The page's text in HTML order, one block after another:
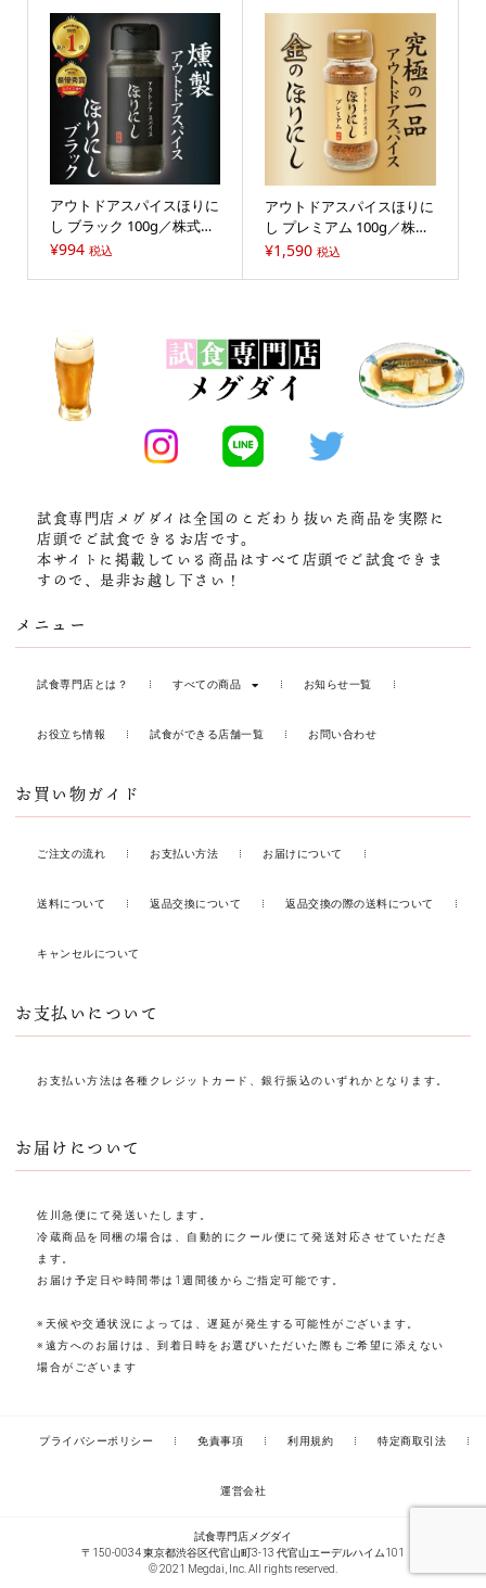
アウトドアスパイスほりに
し ブラック 100g／株式会
社ミモナ
¥994 税込
アウトドアスパイスほりに
し プレミアム 100g／株式
会社ミモナ
¥1,590 税込
試食専門店メグダイは全国のこだわり抜いた商品を実際に
店頭でご試食できるお店です。
本サイトに掲載している商品はすべて店頭でご試食できま
すので、是非お越し下さい！
メニュー
試食専門店とは？ すべての商品 お知らせ一覧
お役立ち情報 試食ができる店舗一覧 お問い合わせ
お買い物ガイド
ご注文の流れ お支払い方法 お届けについて
送料について 返品交換について 返品交換の際の送料について
キャンセルについて
お支払いについて
お支払い方法は各種クレジットカード、銀行振込のいずれかとなります。
お届けについて
佐川急便にて発送いたします。
冷蔵商品を同梱の場合は、自動的にクール便にて発送対応させていただき
ます。
お届け予定日や時間帯は1週間後からご指定可能です。
※天候や交通状況によっては、遅延が発生する可能性がございます。
※遠方へのお届けは、到着日時をお選びいただいた際もご希望に添えない
場合がございます
プライバシーポリシー 免責事項 利用規約 特定商取引法
運営会社
試食専門店メグダイ
〒150-0034 東京都渋谷区代官山町3-13 代官山エーデルハイム101
© 2021 Megdai, Inc. All rights reserved.